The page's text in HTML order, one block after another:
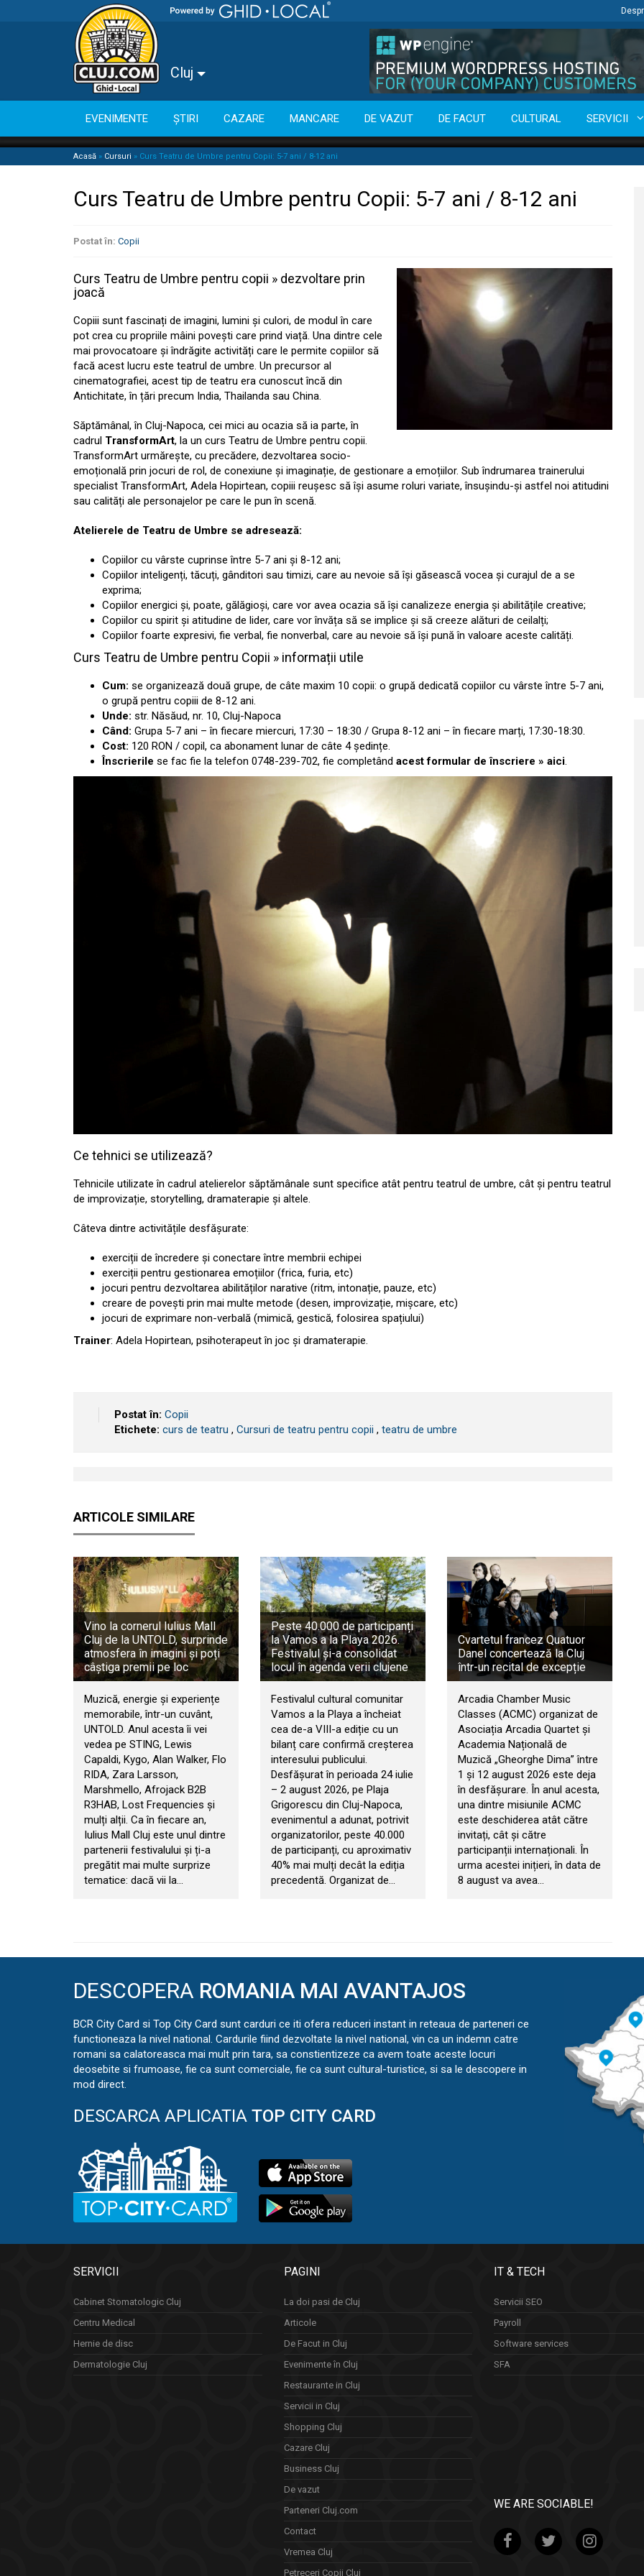
Cluj
EVENIMENTE ȘTIRI CAZARE MANCARE DE VAZUT DE FACUT CULTURAL SERVICII
Acasă » Cursuri » Curs Teatru de Umbre pentru Copii: 5-7 ani / 8-12 ani
Curs Teatru de Umbre pentru Copii: 5-7 ani / 8-12 ani
Postat în: Copii
Curs Teatru de Umbre pentru copii » dezvoltare prin
joacă
Copiii sunt fascinați de imagini, lumini și culori, de modul în care
pot crea cu propriile mâini povești care prind viață. Una dintre cele
mai provocatoare și îndrăgite activități care le permite copiilor să
facă acest lucru este teatrul de umbre. Un precursor al
cinematografiei, acest tip de teatru era cunoscut încă din
Antichitate, în țări precum India, Thailanda sau China.
Săptămânal, în Cluj-Napoca, cei mici au ocazia să ia parte, în
cadrul TransformArt, la un curs Teatru de Umbre pentru copii.
TransformArt urmărește, cu precădere, dezvoltarea socio-
emoțională prin jocuri de rol, de conexiune și imaginație, de gestionare a emoțiilor. Sub îndrumarea trainerului
specialist TransformArt, Adela Hopirtean, copiii reușesc să își asume roluri variate, însușindu-și astfel noi atitudini
sau calități ale personajelor pe care le pun în scenă.
Atelierele de Teatru de Umbre se adresează:
Copiilor cu vârste cuprinse între 5-7 ani și 8-12 ani;
Copiilor inteligenți, tăcuți, gânditori sau timizi, care au nevoie să își găsească vocea și curajul de a se
exprima;
Copiilor energici și, poate, gălăgioși, care vor avea ocazia să își canalizeze energia și abilitățile creative;
Copiilor cu spirit și atitudine de lider, care vor învăța să se implice și să creeze alături de ceilalți;
Copiilor foarte expresivi, fie verbal, fie nonverbal, care au nevoie să își pună în valoare aceste calități.
Curs Teatru de Umbre pentru Copii » informații utile
Cum: se organizează două grupe, de câte maxim 10 copii: o grupă dedicată copiilor cu vârste între 5-7 ani,
o grupă pentru copiii de 8-12 ani.
Unde: str. Năsăud, nr. 10, Cluj-Napoca
Când: Grupa 5-7 ani – în fiecare miercuri, 17:30 – 18:30 / Grupa 8-12 ani – în fiecare marți, 17:30-18:30.
Cost: 120 RON / copil, ca abonament lunar de câte 4 ședințe.
Înscrierile se fac fie la telefon 0748-239-702, fie completând acest formular de înscriere » aici.
Ce tehnici se utilizează?
Tehnicile utilizate în cadrul atelierelor săptămânale sunt specifice atât pentru teatrul de umbre, cât și pentru teatrul
de improvizație, storytelling, dramaterapie și altele.
Câteva dintre activitățile desfășurate:
exerciții de încredere și conectare între membrii echipei
exerciții pentru gestionarea emoțiilor (frica, furia, etc)
jocuri pentru dezvoltarea abilităților narative (ritm, intonație, pauze, etc)
creare de povești prin mai multe metode (desen, improvizație, mișcare, etc)
jocuri de exprimare non-verbală (mimică, gestică, folosirea spațiului)
Trainer: Adela Hopirtean, psihoterapeut în joc și dramaterapie.
Postat în: Copii
Etichete: curs de teatru , Cursuri de teatru pentru copii , teatru de umbre
ARTICOLE SIMILARE
Vino la cornerul Iulius Mall
Cluj de la UNTOLD, surprinde
atmosfera în imagini și poți
câștiga premii pe loc
Muzică, energie și experiențe
memorabile, într-un cuvânt,
UNTOLD. Anul acesta îi vei
vedea pe STING, Lewis
Capaldi, Kygo, Alan Walker, Flo
RIDA, Zara Larsson,
Marshmello, Afrojack B2B
R3HAB, Lost Frequencies și
mulți alții. Ca în fiecare an,
Iulius Mall Cluj este unul dintre
partenerii festivalului și ți-a
pregătit mai multe surprize
tematice: dacă vii la…
Peste 40.000 de participanți
la Vamos a la Playa 2026.
Festivalul și-a consolidat
locul în agenda verii clujene
Festivalul cultural comunitar
Vamos a la Playa a încheiat
cea de-a VIII-a ediție cu un
bilanț care confirmă creșterea
interesului publicului.
Desfășurat în perioada 24 iulie
– 2 august 2026, pe Plaja
Grigorescu din Cluj-Napoca,
evenimentul a adunat, potrivit
organizatorilor, peste 40.000
de participanți, cu aproximativ
40% mai mulți decât la ediția
precedentă. Organizat de…
Cvartetul francez Quatuor
Danel concertează la Cluj
într-un recital de excepție
Arcadia Chamber Music
Classes (ACMC) organizat de
Asociația Arcadia Quartet și
Academia Națională de
Muzică „Gheorghe Dima” între
1 și 12 august 2026 este deja
în desfășurare. În anul acesta,
una dintre misiunile ACMC
este deschiderea atât către
invitați, cât și către
participanții internaționali. În
urma acestei inițieri, în data de
8 august va avea…
DESCOPERA ROMANIA MAI AVANTAJOS
BCR City Card si Top City Card sunt carduri ce iti ofera reduceri instant in reteaua de parteneri ce
functioneaza la nivel national. Cardurile fiind dezvoltate la nivel national, vin ca un indemn catre
romani sa calatoreasca mai mult prin tara, sa constientizeze ca avem toate aceste locuri
deosebite si frumoase, fie ca sunt comerciale, fie ca sunt cultural-turistice, si sa le descopere in
mod direct.
DESCARCA APLICATIA TOP CITY CARD
SERVICII
Cabinet Stomatologic Cluj
Centru Medical
Hernie de disc
Dermatologie Cluj
PAGINI
La doi pasi de Cluj
Articole
De Facut in Cluj
Evenimente în Cluj
Restaurante in Cluj
Servicii in Cluj
Shopping Cluj
Cazare Cluj
Business Cluj
De vazut
Parteneri Cluj.com
Contact
Vremea Cluj
Petreceri Copii Cluj
IT & TECH
Servicii SEO
Payroll
Software services
SFA
WE ARE SOCIABLE!